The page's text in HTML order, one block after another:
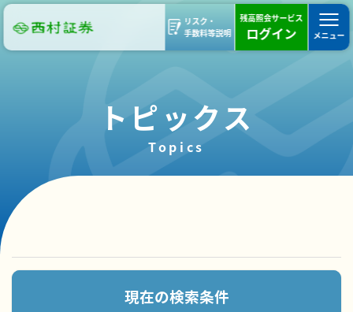
リスク・
手数料等説明
残高照会サービス
ログイン メニュー
トピックス
Topics
現在の検索条件